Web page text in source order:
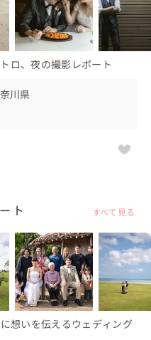
ロ、夜の撮影レポート
川県
ト すべて見る
想いを伝えるウェディング